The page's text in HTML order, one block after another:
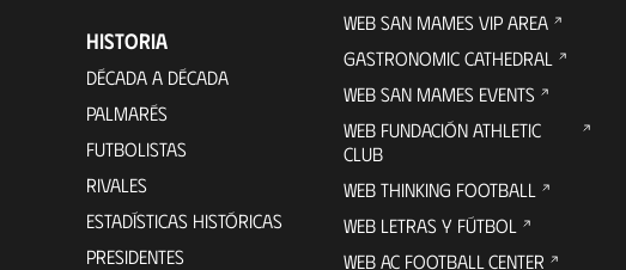
HISTORIA
DÉCADA A DÉCADA
PALMARÉS
FUTBOLISTAS
RIVALES
ESTADÍSTICAS HISTÓRICAS
PRESIDENTES
WEB SAN MAMES VIP AREA
GASTRONOMIC CATHEDRAL
WEB SAN MAMES EVENTS
WEB FUNDACIÓN ATHLETIC
CLUB
WEB THINKING FOOTBALL
WEB LETRAS Y FÚTBOL
WEB AC FOOTBALL CENTER